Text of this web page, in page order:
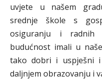
uvjete u našem
srednje škole s
osiguranju i radnih
budućnost imali u
tako dobri i uspješni
daljnjem obrazovanju i